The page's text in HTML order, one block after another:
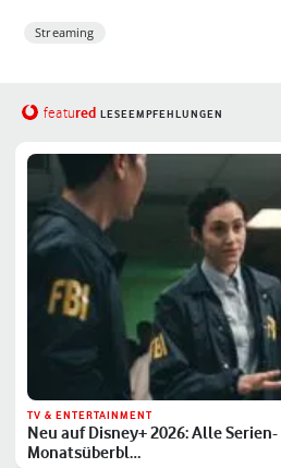
Streaming
featured LESEEMPFEHLUNGEN
TV & ENTERTAINMENT
Neu auf Disney+ 2026: Alle
Monatsüberbl…